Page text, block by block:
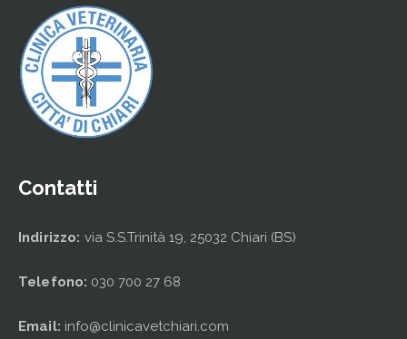
Contatti
Indirizzo: via S.S.Trinità 19, 25032 Chiari (BS)
Telefono: 030 700 27 68
Email: info@clinicavetchiari.com